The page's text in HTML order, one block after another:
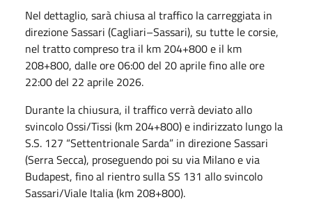
Nel dettaglio, sarà chiusa al traffico la carreggiata in
direzione Sassari (Cagliari–Sassari), su tutte le corsie,
nel tratto compreso tra il km 204+800 e il km
208+800, dalle ore 06:00 del 20 aprile fino alle ore
22:00 del 22 aprile 2026.
Durante la chiusura, il traffico verrà deviato allo
svincolo Ossi/Tissi (km 204+800) e indirizzato lungo la
S.S. 127 “Settentrionale Sarda” in direzione Sassari
(Serra Secca), proseguendo poi su via Milano e via
Budapest, fino al rientro sulla SS 131 allo svincolo
Sassari/Viale Italia (km 208+800).